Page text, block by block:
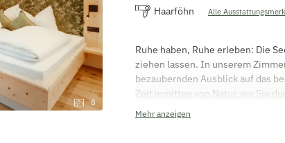
8
Haarföhn
Alle
Ruhe haben, Ruhe erleben: Die
ziehen lassen. In unserem
bezaubernden Ausblick auf das
Zeit inmitten von Natur, wo Sie
blühenden Kräuter-
finden Sie erholsamen Schlaf in
Mehr anzeigen